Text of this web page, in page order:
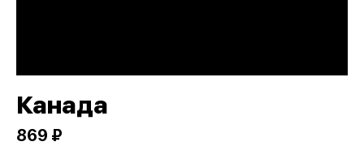
Канада
869 ₽